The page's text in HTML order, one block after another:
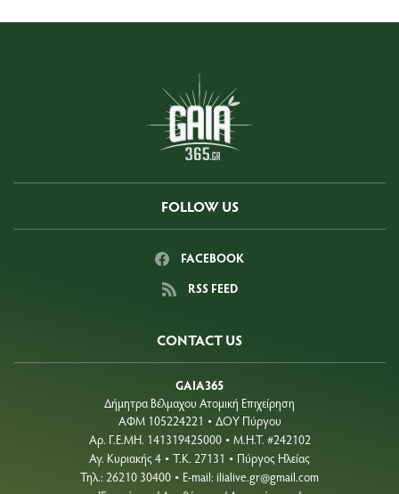
FOLLOW US
FACEBOOK
RSS FEED
CONTACT US
GAIA365
Δήμητρα Βέλμαχου Ατομική Επιχείρηση
ΑΦΜ 105224221 • ΔΟΥ Πύργου
Aρ. Γ.Ε.ΜΗ. 141319425000 • Μ.Η.Τ. #242102
Αγ. Κυριακής 4 • Τ.Κ. 27131 • Πύργος Ηλείας
Τηλ.: 26210 30400 • E-mail: ilialive.gr@gmail.com